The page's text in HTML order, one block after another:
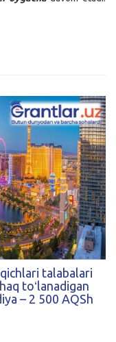
talabalari
toʻlanadigan
– 2 500 AQSh